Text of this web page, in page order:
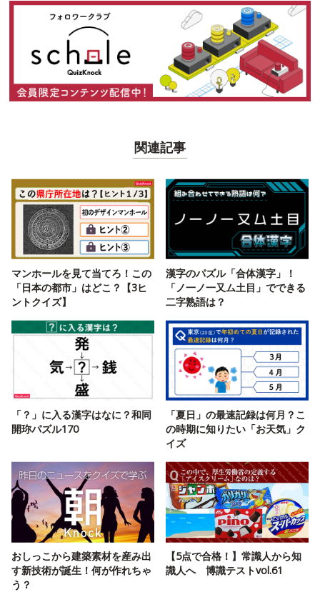
関連記事
マンホールを見て当てろ！この
「日本の都市」はどこ？【3ヒ
ントクイズ】
漢字のパズル「合体漢字」！
「ノ一ノ一又ム土目」でできる
二字熟語は？
「？」に入る漢字はなに？和同
開珎パズル170
「夏日」の最速記録は何月？こ
の時期に知りたい「お天気」ク
イズ
おしっこから建築素材を産み出
す新技術が誕生！何が作れちゃ
う？
【5点で合格！】常識人から知
識人へ 博識テストvol.61